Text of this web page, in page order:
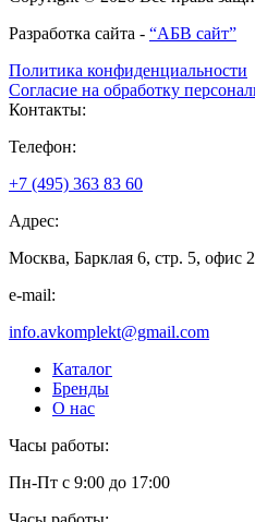
Разработка сайта - “АБВ сайт”
Политика конфиденциальности
Согласие на обработку
Контакты:
Телефон:
+7 (495) 363 83 60
Адрес:
Москва, Барклая 6, стр. 5, офис
e-mail:
info.avkomplekt@gmail.com
Каталог
Бренды
О нас
Часы работы:
Пн-Пт с 9:00 до 17:00